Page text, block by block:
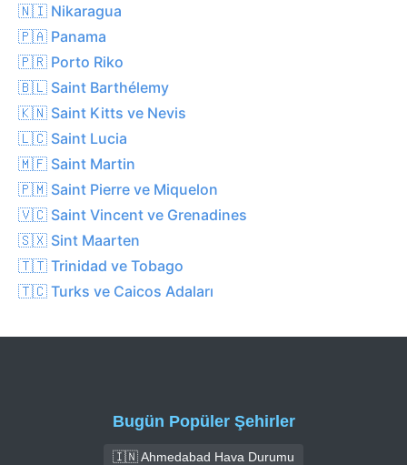
🇳🇮 Nikaragua
🇵🇦 Panama
🇵🇷 Porto Riko
🇧🇱 Saint Barthélemy
🇰🇳 Saint Kitts ve Nevis
🇱🇨 Saint Lucia
🇲🇫 Saint Martin
🇵🇲 Saint Pierre ve Miquelon
🇻🇨 Saint Vincent ve Grenadines
🇸🇽 Sint Maarten
🇹🇹 Trinidad ve Tobago
🇹🇨 Turks ve Caicos Adaları
Bugün Popüler Şehirler
🇮🇳 Ahmedabad Hava Durumu